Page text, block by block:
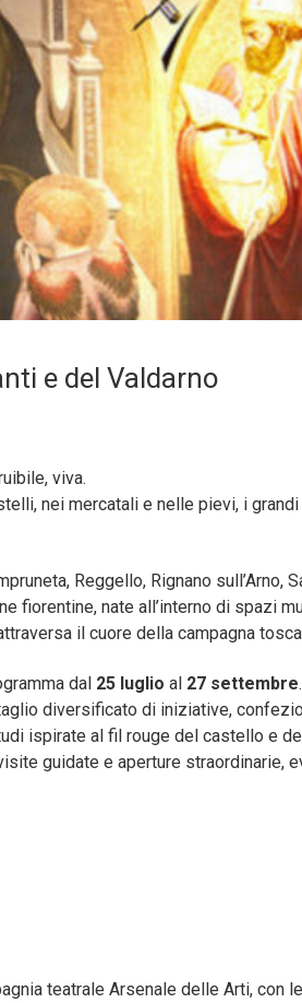
e del Valdarno
viva.
nei mercatali e nelle pievi, i
Reggello, Rignano sull’Arno,
fiorentine, nate all’interno di spazi
il cuore della campagna
dal 25 luglio al 27 settembre
diversificato di iniziative,
ispirate al fil rouge del castello e
guidate e aperture straordinarie,
teatrale Arsenale delle Arti, con